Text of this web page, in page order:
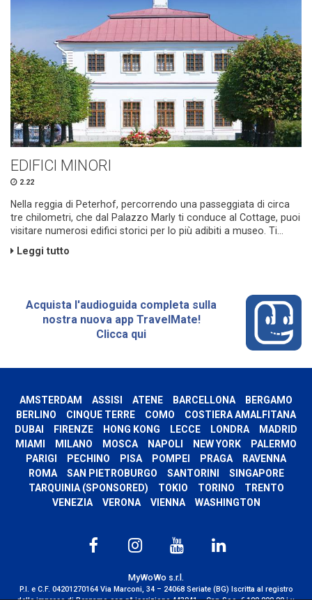
EDIFICI MINORI
2.22
Nella reggia di Peterhof, percorrendo una passeggiata di circa
tre chilometri, che dal Palazzo Marly ti conduce al Cottage, puoi
visitare numerosi edifici storici per lo più adibiti a museo. Ti...
Leggi tutto
Acquista l'audioguida completa sulla
nostra nuova app TravelMate!
Clicca qui
AMSTERDAM ASSISI ATENE BARCELLONA
BERGAMO
BERLINO
CINQUE TERRE COMO
COSTIERA AMALFITANA
DUBAI
FIRENZE HONG KONG LECCE LONDRA
MADRID
MIAMI
MILANO MOSCA NAPOLI NEW YORK
PALERMO
PARIGI
PECHINO PISA POMPEI PRAGA
RAVENNA
ROMA
SAN PIETROBURGO SANTORINI
SINGAPORE
TARQUINIA (SPONSORED)
TOKIO TORINO
TRENTO
VENEZIA
VERONA VIENNA WASHINGTON
MyWoWo s.r.l.
P.I. e C.F. 04201270164 Via Marconi, 34 – 24068 Seriate (BG) Iscritta al registro